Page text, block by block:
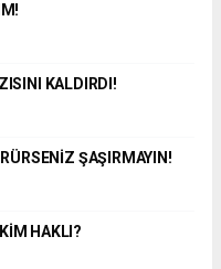
KALDIRDI!
ŞAŞIRMAYIN!
HAKLI?